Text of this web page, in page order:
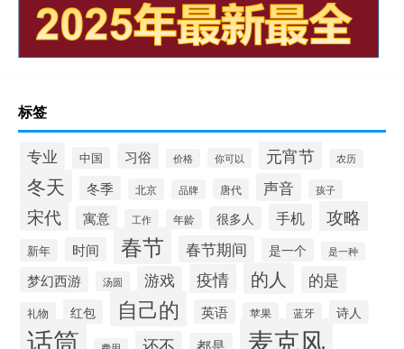
标签
专业 中国 习俗 价格 你可以 元宵节 农历
冬天 冬季 北京 品牌 唐代 声音 孩子
宋代 寓意 工作 年龄 很多人 手机 攻略
新年 时间 春节 春节期间 是一个 是一种
梦幻西游 汤圆 游戏 疫情 的人 的是
礼物 红包 自己的 英语 苹果 蓝牙 诗人
话筒 麦克风